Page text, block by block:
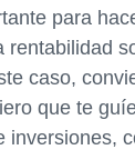
para
rentabilidad
caso,
que te
inversiones,